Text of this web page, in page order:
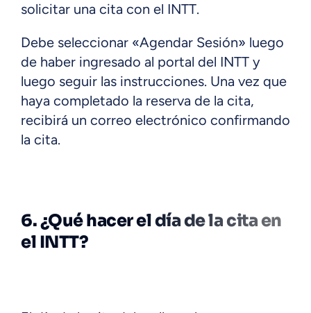
solicitar una cita con el INTT.
Debe seleccionar «Agendar Sesión» luego
de haber ingresado al portal del INTT y
luego seguir las instrucciones. Una vez que
haya completado la reserva de la cita,
recibirá un correo electrónico confirmando
la cita.
6. ¿Qué hacer el día de la cita en
el INTT?